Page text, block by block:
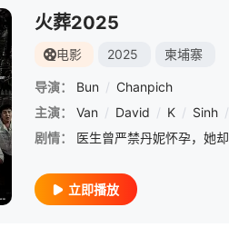
火葬2025
电影 2025 柬埔寨
导演： Bun / Chanpich
主演：
Van / David / K / Sinh /
剧情：
立即播放